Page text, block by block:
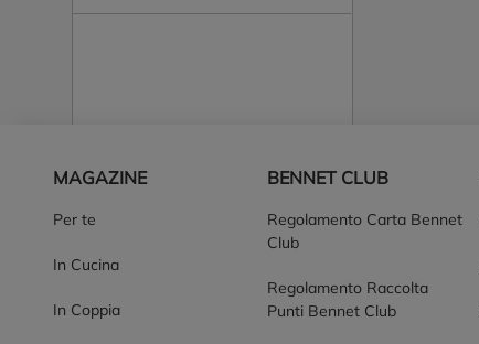
MAGAZINE
Per te
In Cucina
In Coppia
BENNET CLUB
Regolamento Carta Bennet
Club
Regolamento Raccolta
Punti Bennet Club